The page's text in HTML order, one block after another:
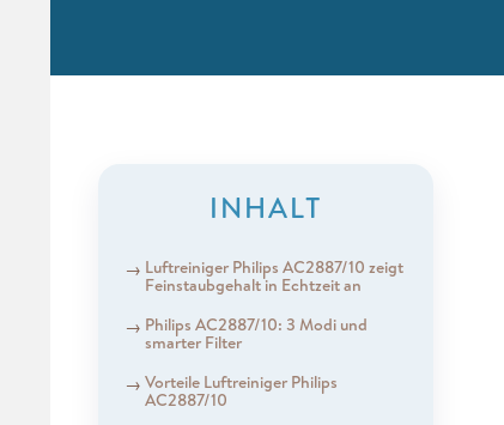
INHALT
Luftreiniger Philips AC2887/10 zeigt
Feinstaubgehalt in Echtzeit an
Philips AC2887/10: 3 Modi und
smarter Filter
Vorteile Luftreiniger Philips
AC2887/10